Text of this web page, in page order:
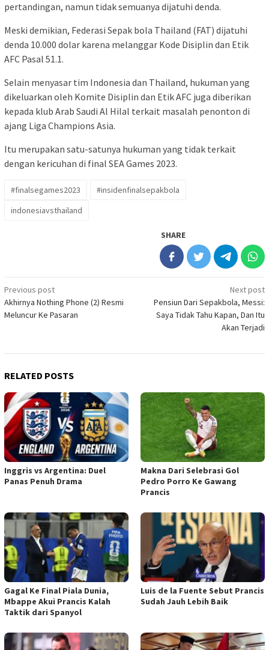
pertandingan, namun tidak semuanya dijatuhi denda.
Meski demikian, Federasi Sepak bola Thailand (FAT) dijatuhi
denda 10.000 dolar karena melanggar Kode Disiplin dan Etik
AFC Pasal 51.1.
Selain menyasar tim Indonesia dan Thailand, hukuman yang
dikeluarkan oleh Komite Disiplin dan Etik AFC juga diberikan
kepada klub Arab Saudi Al Hilal terkait masalah penonton di
ajang Liga Champions Asia.
Itu merupakan satu-satunya hukuman yang tidak terkait
dengan kericuhan di final SEA Games 2023.
#finalsegames2023
#insidenfinalsepakbola
indonesiavsthailand
SHARE
Post
navigation
Previous post
Akhirnya Nothing Phone (2) Resmi
Meluncur Ke Pasaran
Next post
Pensiun Dari Sepakbola, Messi:
Saya Tidak Tahu Kapan, Dan Itu
Akan Terjadi
RELATED POSTS
Inggris vs Argentina: Duel
Panas Penuh Drama
Makna Dari Selebrasi Gol
Pedro Porro Ke Gawang
Prancis
Gagal Ke Final Piala Dunia,
Mbappe Akui Prancis Kalah
Taktik dari Spanyol
Luis de la Fuente Sebut Prancis
Sudah Jauh Lebih Baik